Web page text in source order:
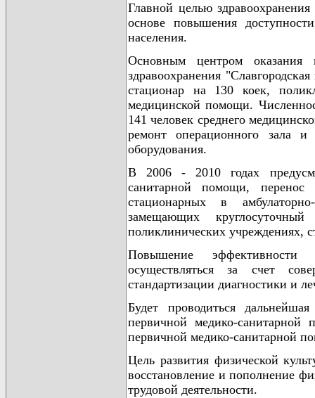
Главной целью
основе повышения
населения.
Основным центром оказания
здравоохранения
стационар на 130 коек,
медицинской помощи.
141 человек среднего
ремонт операционного зала и
оборудования.
В 2006 - 2010 годах
санитарной помощи,
стационарных в
замещающих
поликлинических учреждениях,
Повышение эффективности
осуществляться за счет
стандартизации диагностики и
Будет проводиться
первичной медико-санитарной
первичной медико-санитарной
Цель развития физической
восстановление и пополнение
трудовой деятельности.